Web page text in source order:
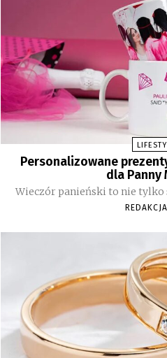
Personalizowane
dla Panny
Wieczór panieński to nie tylko